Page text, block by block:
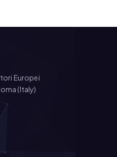
Europei
(Italy)